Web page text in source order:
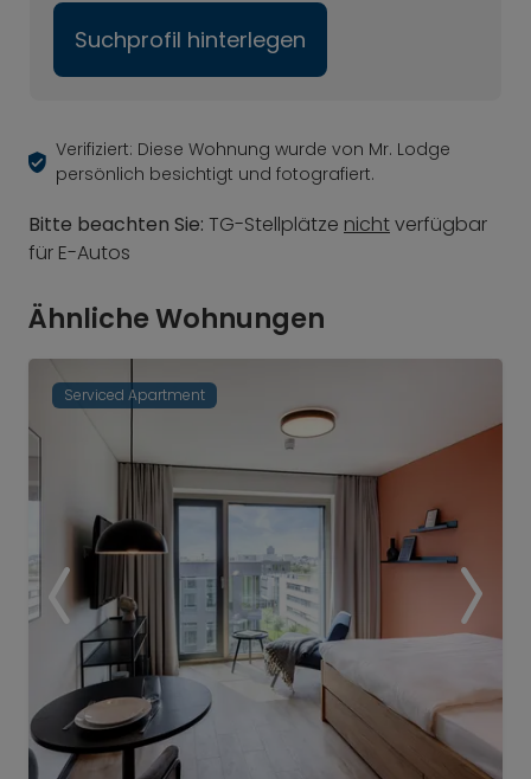
Suchprofil hinterlegen
Verifiziert: Diese Wohnung wurde von Mr. Lodge
persönlich besichtigt und fotografiert.
Bitte beachten Sie: TG-Stellplätze nichtverfügbar
für E-Autos
Ähnliche Wohnungen
Serviced Apartment